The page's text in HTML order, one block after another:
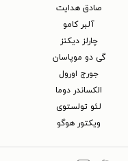
صادق هدایت
آلبر کامو
چارلز دیکنز
گی دو موپاسان
جورج اورول
الکساندر دوما
لئو تولستوی
ویکتور هوگو